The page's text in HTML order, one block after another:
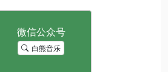
白熊音乐